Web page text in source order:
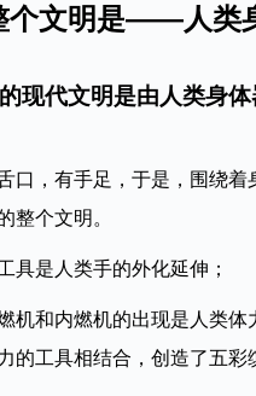
个文明是——人类
的现代文明是由人类身
口，有手足，于是，围绕着
整个文明。
具是人类手的外化延伸；
机和内燃机的出现是人类体
的工具相结合，创造了五彩